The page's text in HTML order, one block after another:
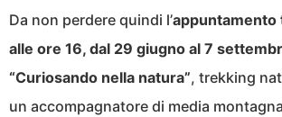
Da non perdere quindi l’appuntamento
alle ore 16, dal 29 giugno al 7
“Curiosando nella natura”, trekking
un accompagnatore di media